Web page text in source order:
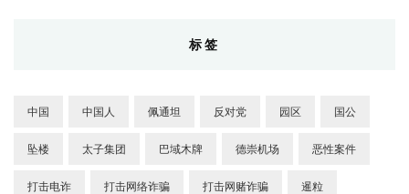
标签
中国 中国人 佩通坦 反对党 园区 国公
坠楼 太子集团 巴域木牌 德崇机场 恶性案件
打击电诈 打击网络诈骗 打击网赌诈骗 暹粒